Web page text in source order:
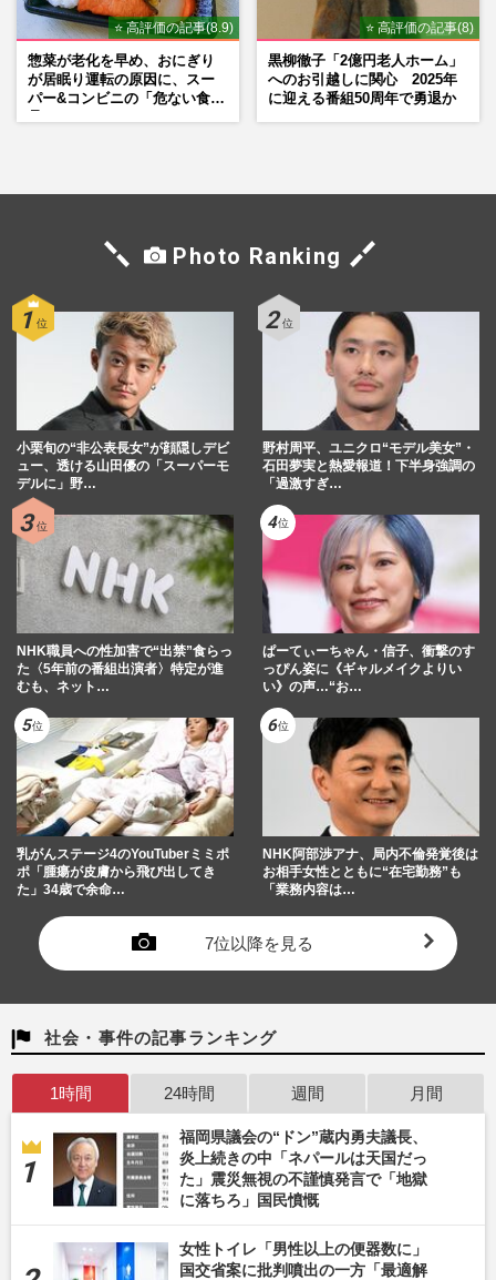
⭐ 高評価の記事(8.9)
惣菜が老化を早め、おにぎり
が居眠り運転の原因に、スー
パー&コンビニの「危ない食
⭐ 高評価の記事(8)
黒柳徹子「2億円老人ホーム」
へのお引越しに関心 2025年
に迎える番組50周年で勇退か
Photo Ranking
小栗旬の“非公表長女”が顔隠しデビ
ュー、透ける山田優の「スーパーモ
デルに」野…
野村周平、ユニクロ“モデル美女”・
石田夢実と熱愛報道！下半身強調の
「過激すぎ…
NHK職員への性加害で“出禁”食らっ
た〈5年前の番組出演者〉特定が進
むも、ネット…
ぱーてぃーちゃん・信子、衝撃のす
っぴん姿に《ギャルメイクよりい
い》の声…“お…
乳がんステージ4のYouTuberミミポ
ポ「腫瘍が皮膚から飛び出してき
た」34歳で余命…
NHK阿部渉アナ、局内不倫発覚後は
お相手女性とともに“在宅勤務”も
「業務内容は…
7位以降を見る
社会・事件の記事ランキング
1時間 24時間 週間 月間
福岡県議会の“ドン”蔵内勇夫議長、
炎上続きの中「ネパールは天国だっ
た」震災無視の不謹慎発言で「地獄
に落ちろ」国民憤慨
女性トイレ「男性以上の便器数に」
国交省案に批判噴出の一方「最適解